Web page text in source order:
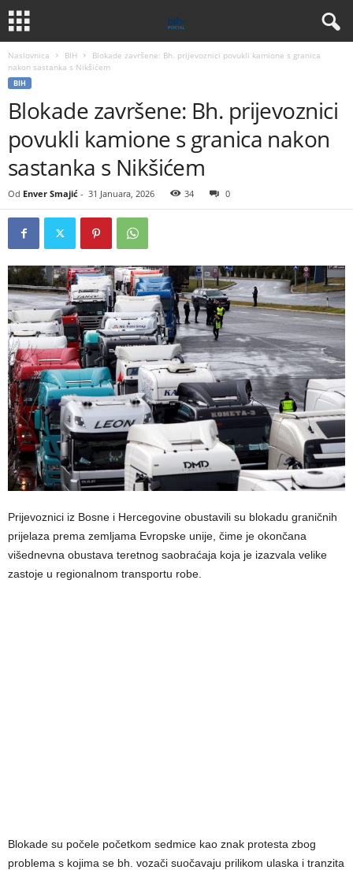
Naslovnica BIH
Blokade završene: Bh. prijevoznici povukli kamione s granica
nakon sastanka s Nikšićem
BIH
Blokade završene: Bh. prijevoznici
povukli kamione s granica nakon
sastanka s Nikšićem
Od Enver Smajić - 31 Januara, 2026 34 0
Prijevoznici iz Bosne i Hercegovine obustavili su blokadu graničnih
prijelaza prema zemljama Evropske unije, čime je okončana
višednevna obustava teretnog saobraćaja koja je izazvala velike
zastoje u regionalnom transportu robe.
Blokade su počele početkom sedmice kao znak protesta zbog
problema s kojima se bh. vozači suočavaju prilikom ulaska i tranzita